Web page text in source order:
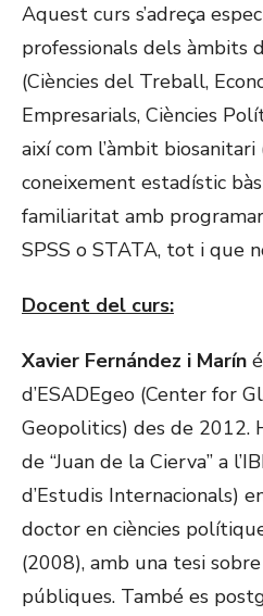
Aquest curs s’adreça
professionals dels àmbits
(Ciències del Treball,
Empresarials, Ciències
així com l’àmbit
coneixement estadístic
familiaritat amb
SPSS o STATA, tot i que
Docent del curs:
Xavier Fernández i Marín
d’ESADEgeo (Center for
Geopolitics) des de 2012.
de “Juan de la Cierva” a
d’Estudis Internacionals)
doctor en ciències
(2008), amb una tesi
públiques. També es